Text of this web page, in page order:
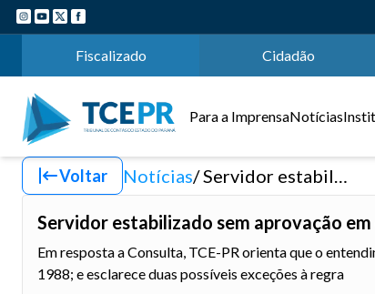
Fiscalizado Cidadão
Para a ImprensaNotícias
Voltar Notícias Servidor estabilizado sem aprovação em concurso não pode se aposentar por RPPS
Servidor estabilizado sem aprovação
Em resposta a Consulta, TCE-PR orienta que o
1988; e esclarece duas possíveis exceções à regra